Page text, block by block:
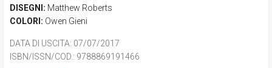
DISEGNI: Matthew Roberts
COLORI: Owen Gieni
DATA DI USCITA: 07/07/2017
ISBN/ISSN/COD.: 9788869191466